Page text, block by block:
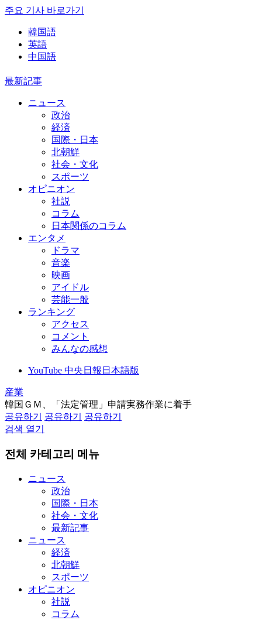
주요 기사 바로가기
韓国語
英語
中国語
最新記事
ニュース
政治
経済
国際・日本
北朝鮮
社会・文化
スポーツ
オピニオン
社説
コラム
日本関係のコラム
エンタメ
ドラマ
音楽
映画
アイドル
芸能一般
ランキング
アクセス
コメント
みんなの感想
YouTube 中央日報日本語版
産業
韓国ＧＭ、「法定管理」申請実務作業に着手
공유하기
공유하기
공유하기
검색 열기
전체 카테고리 메뉴
ニュース
政治
国際・日本
社会・文化
最新記事
ニュース
経済
北朝鮮
スポーツ
オピニオン
社説
コラム